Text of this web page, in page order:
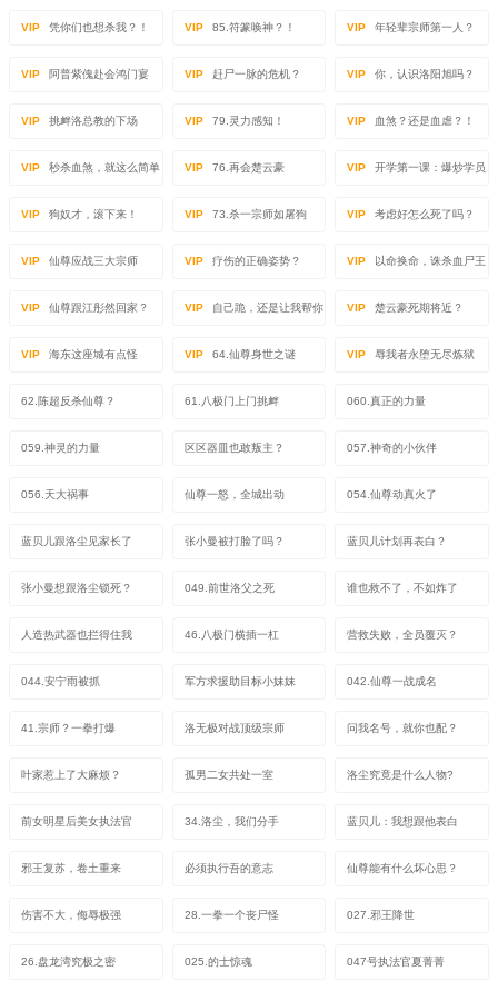
VIP 凭你们也想杀我？！ VIP 85.符篆唤神？！ VIP 年轻辈宗师第一人？
VIP 阿普紫傀赴会鸿门宴 VIP 赶尸一脉的危机？ VIP 你，认识洛阳旭吗？
VIP 挑衅洛总教的下场 VIP 79.灵力感知！ VIP 血煞？还是血虐？！
VIP 秒杀血煞，就这么简单 VIP 76.再会楚云豪 VIP 开学第一课：爆炒学员
VIP 狗奴才，滚下来！ VIP 73.杀一宗师如屠狗 VIP 考虑好怎么死了吗？
VIP 仙尊应战三大宗师 VIP 疗伤的正确姿势？ VIP 以命换命，诛杀血尸王
VIP 仙尊跟江彤然回家？ VIP 自己跪，还是让我帮你 VIP 楚云豪死期将近？
VIP 海东这座城有点怪 VIP 64.仙尊身世之谜 VIP 辱我者永堕无尽炼狱
62.陈超反杀仙尊？ 61.八极门上门挑衅 060.真正的力量
059.神灵的力量 区区器皿也敢叛主？ 057.神奇的小伙伴
056.天大祸事 仙尊一怒，全城出动 054.仙尊动真火了
蓝贝儿跟洛尘见家长了 张小曼被打脸了吗？ 蓝贝儿计划再表白？
张小曼想跟洛尘锁死？ 049.前世洛父之死 谁也救不了，不如炸了
人造热武器也拦得住我 46.八极门横插一杠 营救失败，全员覆灭？
044.安宁雨被抓 军方求援助目标小妹妹 042.仙尊一战成名
41.宗师？一拳打爆 洛无极对战顶级宗师 问我名号，就你也配？
叶家惹上了大麻烦？ 孤男二女共处一室 洛尘究竟是什么人物?
前女明星后美女执法官 34.洛尘，我们分手 蓝贝儿：我想跟他表白
邪王复苏，卷土重来 必须执行吾的意志 仙尊能有什么坏心思？
伤害不大，侮辱极强 28.一拳一个丧尸怪 027.邪王降世
26.盘龙湾究极之密 025.的士惊魂 047号执法官夏菁菁